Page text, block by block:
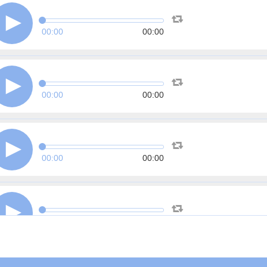
00:00 00:00
00:00 00:00
00:00 00:00